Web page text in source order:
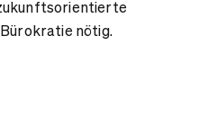
nötig.